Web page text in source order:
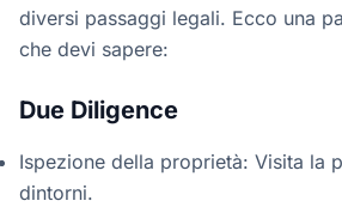
diversi passaggi legali. Ecco una
che devi sapere:
Due Diligence
Ispezione della proprietà: Visita la
dintorni.